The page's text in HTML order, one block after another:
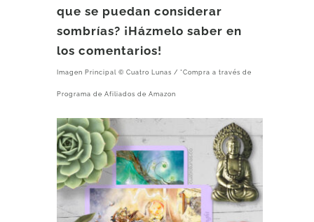
que se puedan considerar
sombrías? ¡Házmelo saber en
los comentarios!
Imagen Principal © Cuatro Lunas / *Compra a través de
Programa de Afiliados de Amazon